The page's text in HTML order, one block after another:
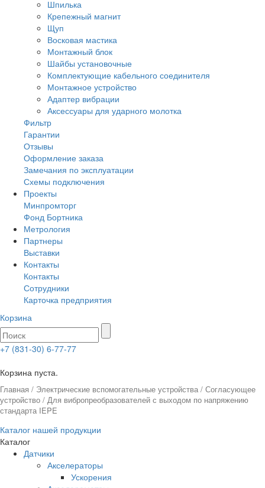
Шпилька
Крепежный магнит
Щуп
Восковая мастика
Монтажный блок
Шайбы установочные
Комплектующие кабельного соединителя
Монтажное устройство
Адаптер вибрации
Аксессуары для ударного молотка
Фильтр
Гарантии
Отзывы
Оформление заказа
Замечания по эксплуатации
Схемы подключения
Проекты
Минпромторг
Фонд Бортника
Метрология
Партнеры
Выставки
Контакты
Контакты
Сотрудники
Карточка предприятия
Корзина
+7 (831-30) 6-77-77
Корзина пуста.
Главная / Электрические вспомогательные устройства / Согласующее
устройство / Для вибропреобразователей с выходом по напряжению
стандарта IEPE
Каталог нашей продукции
Каталог
Датчики
Акселераторы
Ускорения